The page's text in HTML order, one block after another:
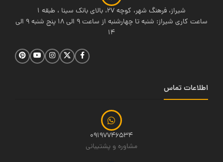
شیراز، فرهنگ شهر، کوچه 27، بالای بانک سینا ، طبقه 1
ساعت کاری شیراز: شنبه تا چهارشنبه از ساعت 9 الی 18 پنج شنبه 9 الی
14
اطلاعات تماس
09197746534
مشاوره و پشتیبانی